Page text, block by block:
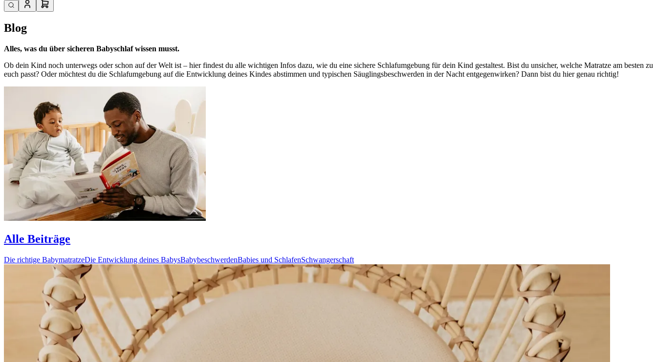
Blog
Alles, was du über sicheren Babyschlaf wissen musst.
Ob dein Kind noch unterwegs oder schon auf der Welt ist – hier findest du alle wichtigen Infos dazu, wie du eine sichere Schlafumgebung für dein Kind gestaltest. Bist du unsicher, welche Matratze am besten zu
euch passt? Oder möchtest du die Schlafumgebung auf die Entwicklung deines Kindes abstimmen und typischen Säuglingsbeschwerden in der Nacht entgegenwirken? Dann bist du hier genau richtig!
Alle Beiträge
Die richtige BabymatratzeDie Entwicklung deines BabysBabybeschwerdenBabies und SchlafenSchwangerschaft